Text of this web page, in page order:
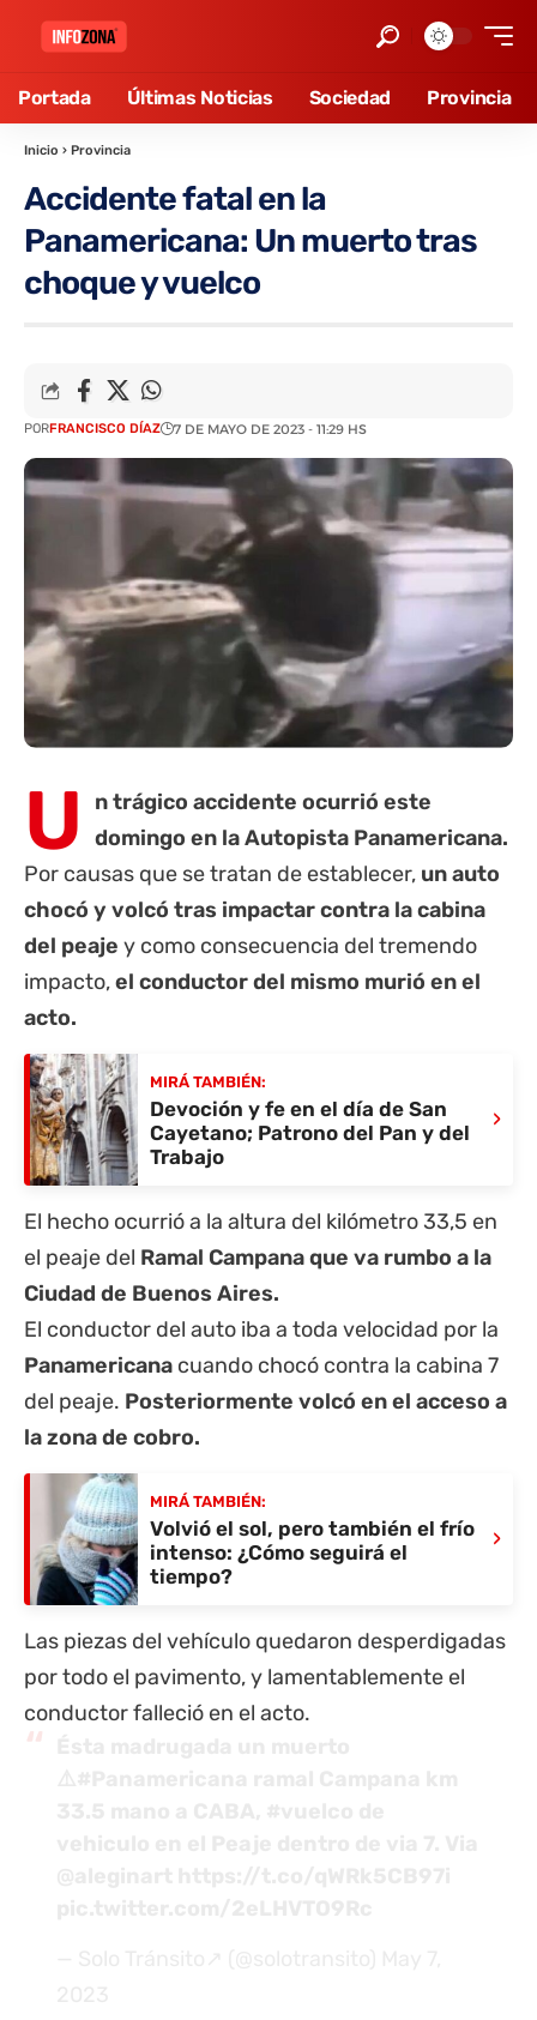
Portada Últimas Noticias Sociedad Provincia
Inicio › Provincia
Accidente fatal en la
Panamericana: Un muerto tras
choque y vuelco
PORFRANCISCO DÍAZ 7 DE MAYO DE 2023 - 11:29 HS
U
n trágico accidente ocurrió este
domingo en la Autopista Panamericana.
Por causas que se tratan de establecer, un auto
chocó y volcó tras impactar contra la cabina
del peaje y como consecuencia del tremendo
impacto,el conductor del mismo murió en el
acto.
MIRÁ TAMBIÉN:
Devoción y fe en el día de San
Cayetano; Patrono del Pan y del
Trabajo
›
El hecho ocurrió a la altura del kilómetro 33,5 en
el peaje del Ramal Campana que va rumbo a la
Ciudad de Buenos Aires.
El conductor del auto iba a toda velocidad por la
Panamericana cuando chocó contra la cabina 7
del peaje. Posteriormente volcó en el acceso a
la zona de cobro.
MIRÁ TAMBIÉN:
Volvió el sol, pero también el frío
intenso: ¿Cómo seguirá el
tiempo?
›
Las piezas del vehículo quedaron desperdigadas
por todo el pavimento, y lamentablemente el
conductor falleció en el acto.